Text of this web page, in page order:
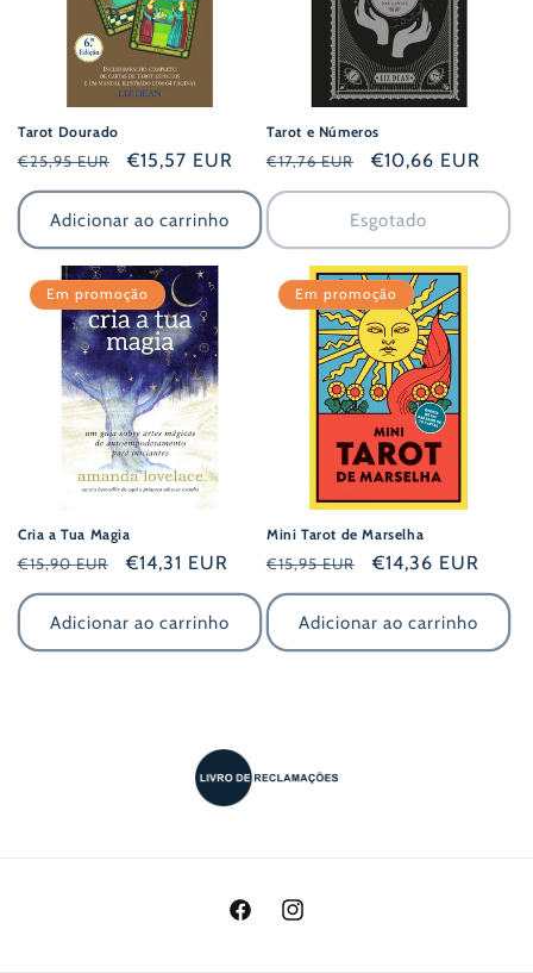
Tarot Dourado
Preço
normal
€25,95 EUR
Preço
de
saldo
€15,57 EUR
Adicionar ao carrinho
Tarot e Números
Preço
normal
€17,76 EUR
Preço
de
saldo
€10,66 EUR
Esgotado
Em promoção
Cria a Tua Magia
Preço
normal
€15,90 EUR
Preço
de
saldo
€14,31 EUR
Adicionar ao carrinho
Em promoção
Mini Tarot de Marselha
Preço
normal
€15,95 EUR
Preço
de
saldo
€14,36 EUR
Adicionar ao carrinho
FacebookInstagram